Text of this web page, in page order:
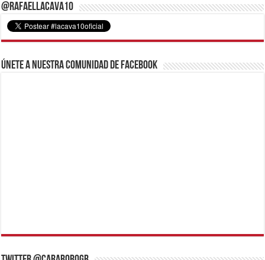
@RafaelLacava10
Únete a nuestra comunidad de Facebook